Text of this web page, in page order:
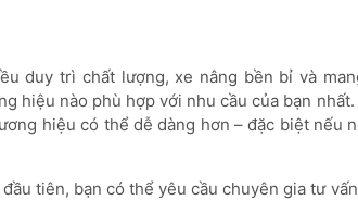
duy trì chất lượng, xe nâng bền bỉ và
hiệu nào phù hợp với nhu cầu của bạn
hiệu có thể dễ dàng hơn – đặc biệt nếu
tiên, bạn có thể yêu cầu chuyên gia tư